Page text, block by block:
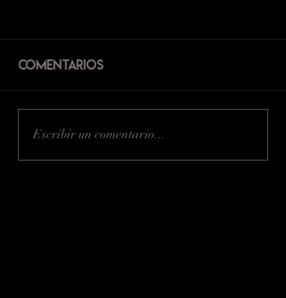
Comentarios
Escribir un comentario...